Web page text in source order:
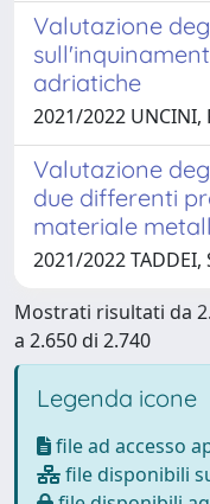
Valutazione
adriatiche
2021/2022 UNCINI,
Valutazione
due differenti
materiale
2021/2022 TADDEI,
Mostrati risultati da
a 2.650 di 2.740
Legenda icone
file ad accesso
file disponibili